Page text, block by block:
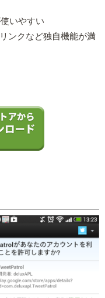
いやすい
ンクなど独自機能が満